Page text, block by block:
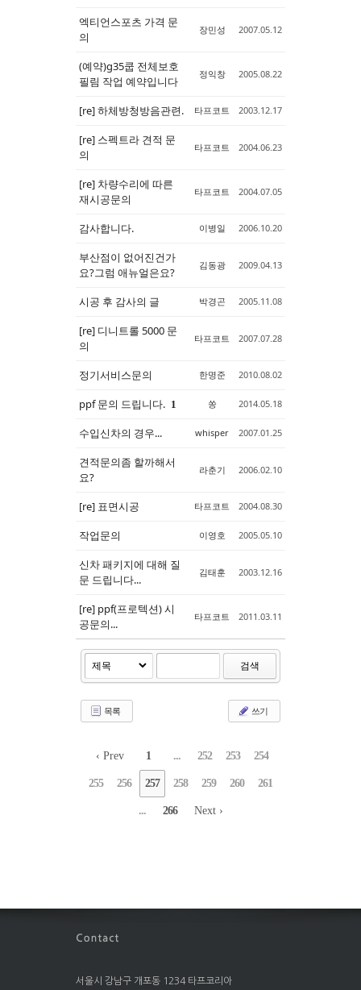
엑티언스포츠 가격 문
의
장민성 2007.05.12
(예약)g35쿱 전체보호
필림 작업 예약입니다
정익창 2005.08.22
[re] 하체방청방음관련. 타프코트 2003.12.17
[re] 스펙트라 견적 문
의
타프코트 2004.06.23
[re] 차량수리에 따른
재시공문의
타프코트 2004.07.05
감사합니다. 이병일 2006.10.20
부산점이 없어진건가
요?그럼 애뉴얼은요?
김동광 2009.04.13
시공 후 감사의 글 박경곤 2005.11.08
[re] 디니트롤 5000 문
의
타프코트 2007.07.28
정기서비스문의 한명준 2010.08.02
ppf 문의 드립니다. 1 쏭 2014.05.18
수입신차의 경우... whisper 2007.01.25
견적문의좀 할까해서
요?
라춘기 2006.02.10
[re] 표면시공 타프코트 2004.08.30
작업문의 이영호 2005.05.10
신차 패키지에 대해 질
문 드립니다...
김태훈 2003.12.16
[re] ppf(프로텍션) 시
공문의...
타프코트 2011.03.11
검색
목록 쓰기
‹ Prev 1 ... 252 253 254
255 256 257 258 259 260 261
... 266 Next ›
서울시 강남구 개포동 1234 타프코리아